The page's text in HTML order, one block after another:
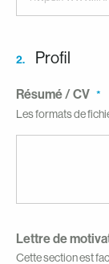
2. Profil
Résumé / CV
Les formats de
Lettre de
Cette section est